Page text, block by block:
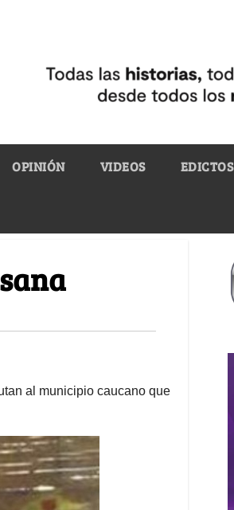
OPINIÓN VIDEOS EDICTOS
al municipio caucano que